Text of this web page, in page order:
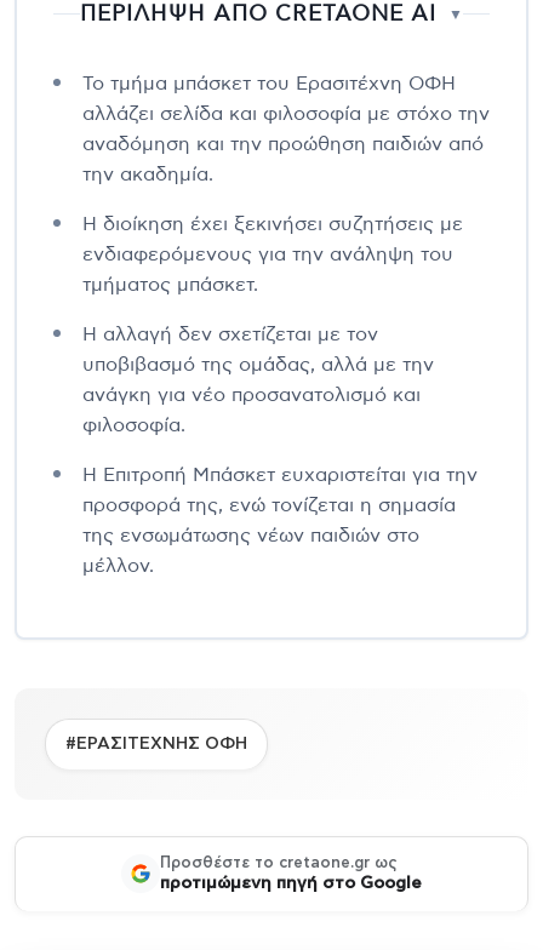
ΠΕΡΙΛΗΨΗ ΑΠΟ CRETAONE AI ▼
Το τμήμα μπάσκετ του Ερασιτέχνη ΟΦΗ
αλλάζει σελίδα και φιλοσοφία με στόχο την
αναδόμηση και την προώθηση παιδιών από
την ακαδημία.
Η διοίκηση έχει ξεκινήσει συζητήσεις με
ενδιαφερόμενους για την ανάληψη του
τμήματος μπάσκετ.
Η αλλαγή δεν σχετίζεται με τον
υποβιβασμό της ομάδας, αλλά με την
ανάγκη για νέο προσανατολισμό και
φιλοσοφία.
Η Επιτροπή Μπάσκετ ευχαριστείται για την
προσφορά της, ενώ τονίζεται η σημασία
της ενσωμάτωσης νέων παιδιών στο
μέλλον.
#ΕΡΑΣΙΤΕΧΝΗΣ ΟΦΗ
Προσθέστε το cretaone.gr ως
προτιμώμενη πηγή στο Google